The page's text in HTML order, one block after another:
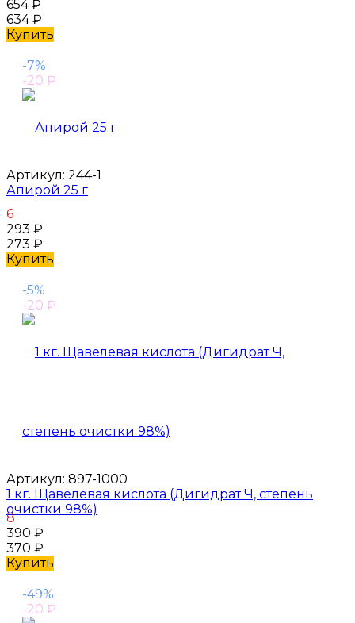
654₽
634₽
Купить
-7%
-20 ₽
Артикул: 244-1
Апирой 25 г
6
293 ₽
273 ₽
Купить
-5%
-20 ₽
Артикул: 897-1000
1 кг. Щавелевая кислота (Дигидрат Ч, степень
очистки 98%)
8
390 ₽
370 ₽
Купить
-49%
-20 ₽